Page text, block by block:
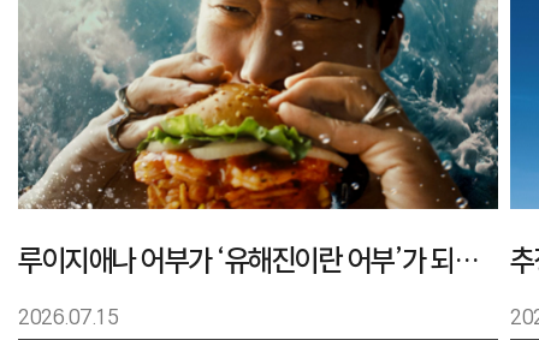
루이지애나 어부가 ‘유해진이란 어부’가 되기까지 – 버거킹 보일링씨푸드버거 캠페인
2026.07.15